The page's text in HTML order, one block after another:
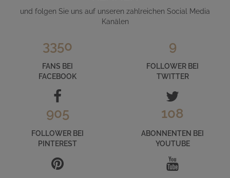
und folgen Sie uns auf unseren zahlreichen Social Media
Kanälen
3350
FANS BEI
FACEBOOK
9
FOLLOWER BEI
TWITTER
905
FOLLOWER BEI
PINTEREST
108
ABONNENTEN BEI
YOUTUBE